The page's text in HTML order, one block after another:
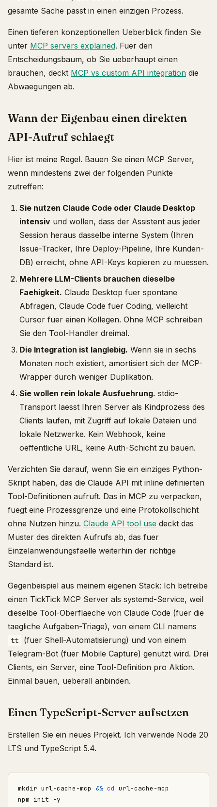
gesamte Sache passt in einen einzigen Prozess.
Einen tieferen konzeptionellen Ueberblick finden Sie
unter MCP servers explained. Fuer den
Entscheidungsbaum, ob Sie ueberhaupt einen
brauchen, deckt MCP vs custom API integration die
Abwaegungen ab.
Wann der Eigenbau einen direkten
API-Aufruf schlaegt
Hier ist meine Regel. Bauen Sie einen MCP Server,
wenn mindestens zwei der folgenden Punkte
zutreffen:
Sie nutzen Claude Code oder Claude Desktop
intensiv und wollen, dass der Assistent aus jeder
Session heraus dasselbe interne System (Ihren
Issue-Tracker, Ihre Deploy-Pipeline, Ihre Kunden-
DB) erreicht, ohne API-Keys kopieren zu muessen.
Mehrere LLM-Clients brauchen dieselbe
Faehigkeit. Claude Desktop fuer spontane
Abfragen, Claude Code fuer Coding, vielleicht
Cursor fuer einen Kollegen. Ohne MCP schreiben
Sie den Tool-Handler dreimal.
Die Integration ist langlebig. Wenn sie in sechs
Monaten noch existiert, amortisiert sich der MCP-
Wrapper durch weniger Duplikation.
Sie wollen rein lokale Ausfuehrung. stdio-
Transport laesst Ihren Server als Kindprozess des
Clients laufen, mit Zugriff auf lokale Dateien und
lokale Netzwerke. Kein Webhook, keine
oeffentliche URL, keine Auth-Schicht zu bauen.
Verzichten Sie darauf, wenn Sie ein einziges Python-
Skript haben, das die Claude API mit inline definierten
Tool-Definitionen aufruft. Das in MCP zu verpacken,
fuegt eine Prozessgrenze und eine Protokollschicht
ohne Nutzen hinzu. Claude API tool use deckt das
Muster des direkten Aufrufs ab, das fuer
Einzelanwendungsfaelle weiterhin der richtige
Standard ist.
Gegenbeispiel aus meinem eigenen Stack: Ich betreibe
einen TickTick MCP Server als systemd-Service, weil
dieselbe Tool-Oberflaeche von Claude Code (fuer die
taegliche Aufgaben-Triage), von einem CLI namens
tt
(fuer Shell-Automatisierung) und von einem
Telegram-Bot (fuer Mobile Capture) genutzt wird. Drei
Clients, ein Server, eine Tool-Definition pro Aktion.
Einmal bauen, ueberall anbinden.
Einen TypeScript-Server aufsetzen
Erstellen Sie ein neues Projekt. Ich verwende Node 20
LTS und TypeScript 5.4.
mkdir url-cache-mcp && cd